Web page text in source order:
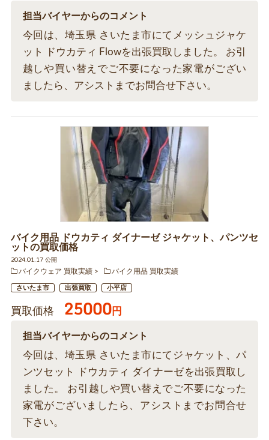
担当バイヤーからのコメント
今回は、埼玉県 さいたま市にてメッシュジャケ
ット ドウカティ Flowを出張買取しました。 お引
越しや買い替えでご不要になった家電がござい
ましたら、アシストまでお問合せ下さい。
バイク用品 ドウカティ ダイナーゼ ジャケット、パンツセ
ットの買取価格
2024.01.17 公開
バイクウェア 買取実績
バイク用品 買取実績
さいたま市 出張買取 小平店
買取価格 25000円
担当バイヤーからのコメント
今回は、埼玉県 さいたま市にてジャケット、パ
ンツセット ドウカティ ダイナーゼを出張買取し
ました。 お引越しや買い替えでご不要になった
家電がございましたら、アシストまでお問合せ
下さい。